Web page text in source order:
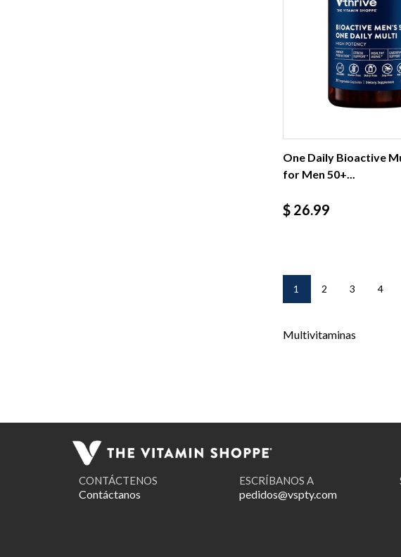
One Daily Bioactive
for Men 50+...
Precio
$ 26.99
1 2 3 4
Multivitaminas
CONTÁCTENOS
Contáctanos
ESCRÍBANOS A
pedidos@vspty.com